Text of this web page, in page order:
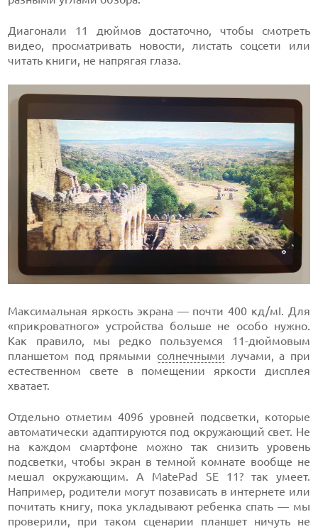
Диагонали 11 дюймов достаточно, чтобы смотреть
видео, просматривать новости, листать соцсети или
читать книги, не напрягая глаза.
Максимальная яркость экрана — почти 400 кд/мІ. Для
«прикроватного» устройства больше не особо нужно.
Как правило, мы редко пользуемся 11-дюймовым
планшетом под прямыми солнечными лучами, а при
естественном свете в помещении яркости дисплея
хватает.
Отдельно отметим 4096 уровней подсветки, которые
автоматически адаптируются под окружающий свет. Не
на каждом смартфоне можно так снизить уровень
подсветки, чтобы экран в темной комнате вообще не
мешал окружающим. А MatePad SE 11? так умеет.
Например, родители могут позависать в интернете или
почитать книгу, пока укладывают ребенка спать — мы
проверили, при таком сценарии планшет ничуть не